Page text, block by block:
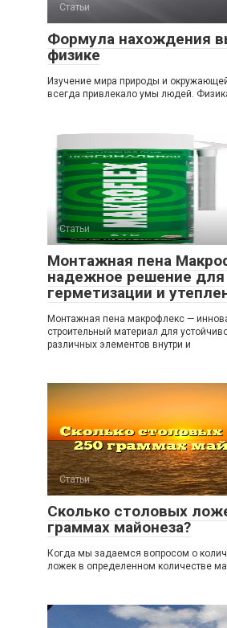
Статьи
Формула нахождения
физике
Изучение мира природы и
всегда привлекало умы людей.
Статьи
Монтажная пена
надежное решение для
герметизации и
Монтажная пена макрофлекс —
строительный материал для
различных элементов внутри и
Статьи
Сколько столовых
граммах майонеза?
Когда мы задаемся вопросом о
ложек в определенном количестве